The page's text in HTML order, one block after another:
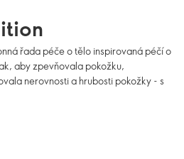
řada péče o tělo inspirovaná péčí o
aby zpevňovala pokožku,
nerovnosti a hrubosti pokožky - s